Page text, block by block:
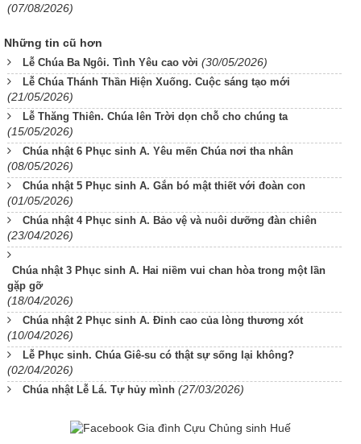
(07/08/2026)
Những tin cũ hơn
Lễ Chúa Ba Ngôi. Tình Yêu cao vời (30/05/2026)
Lễ Chúa Thánh Thần Hiện Xuống. Cuộc sáng tạo mới
(21/05/2026)
Lễ Thăng Thiên. Chúa lên Trời dọn chỗ cho chúng ta
(15/05/2026)
Chúa nhật 6 Phục sinh A. Yêu mến Chúa nơi tha nhân
(08/05/2026)
Chúa nhật 5 Phục sinh A. Gắn bó mật thiết với đoàn con
(01/05/2026)
Chúa nhật 4 Phục sinh A. Bảo vệ và nuôi dưỡng đàn chiên
(23/04/2026)
Chúa nhật 3 Phục sinh A. Hai niềm vui chan hòa trong một lần
gặp gỡ
(18/04/2026)
Chúa nhật 2 Phục sinh A. Đỉnh cao của lòng thương xót
(10/04/2026)
Lễ Phục sinh. Chúa Giê-su có thật sự sống lại không?
(02/04/2026)
Chúa nhật Lễ Lá. Tự hủy mình (27/03/2026)